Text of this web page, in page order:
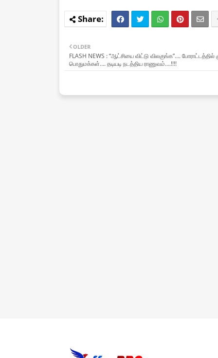
OLDER
FLASH NEWS : “ஆட்சியை விட்டு விலகுங்க”…. போராட்டத்தில்
பொதுமக்கள்…. தடியடி நடத்திய ராணுவம்….!!!!